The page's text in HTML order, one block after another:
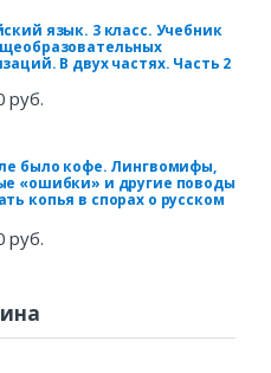
язык. 3 класс. Учебник
В двух частях. Часть 2
руб.
было кофе. Лингвомифы,
«ошибки» и другие поводы
копья в спорах о русском
руб.